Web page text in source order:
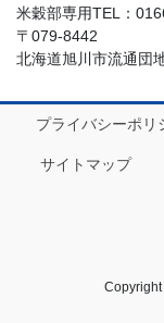
米穀部専用TEL：
〒079-8442
北海道旭川市流通団
プライバシーポリ
サイトマップ